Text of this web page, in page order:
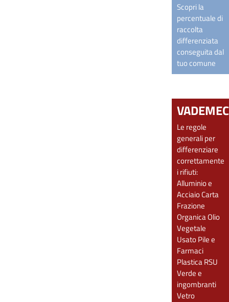
Scopri la
percentuale di
raccolta
differenziata
conseguita dal
tuo comune
Le regole
generali per
differenziare
correttamente
i rifiuti:
Alluminio e
AcciaioCarta
Frazione
OrganicaOlio
Vegetale
UsatoPile e
Farmaci
PlasticaRSU
Verde e
ingombranti
Vetro